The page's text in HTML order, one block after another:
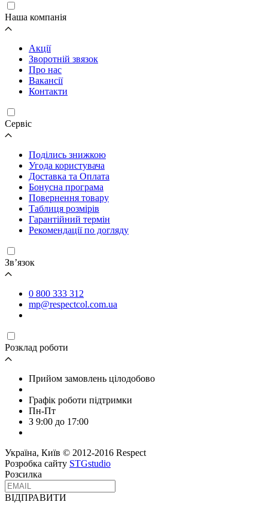
Наша компанія
Акції
Зворотній звязок
Про нас
Вакансії
Контакти
Cервіс
Поділись знижкою
Угода користувача
Доставка та Оплата
Бонусна програма
Повернення товару
Таблиця розмірів
Гарантійний термін
Рекомендації по догляду
Зв’язок
0 800 333 312
mp@respectcol.com.ua
Розклад роботи
Прийом замовлень цілодобово
Графік роботи підтримки
Пн-Пт
З 9:00 до 17:00
Україна, Київ © 2012-2016 Respect
Розробка сайту STGstudio
Розсилка
ВІДПРАВИТИ